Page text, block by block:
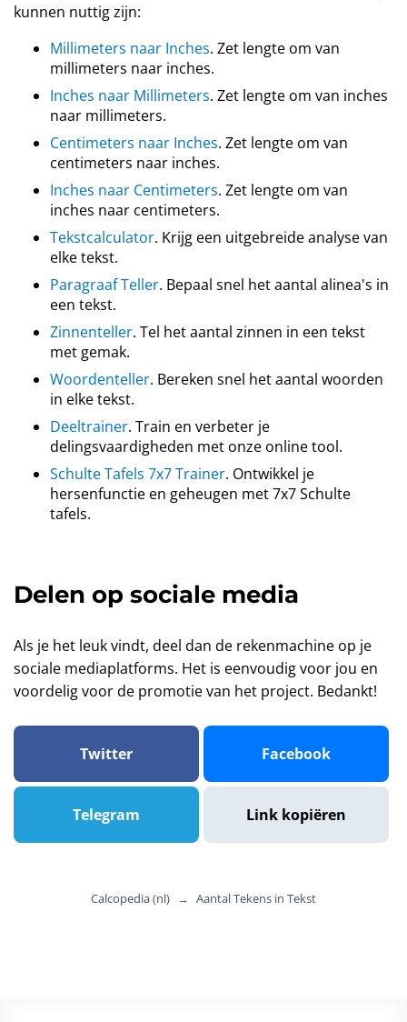
kunnen nuttig zijn:
Millimeters naar Inches. Zet lengte om van
millimeters naar inches.
Inches naar Millimeters. Zet lengte om van inches
naar millimeters.
Centimeters naar Inches. Zet lengte om van
centimeters naar inches.
Inches naar Centimeters. Zet lengte om van
inches naar centimeters.
Tekstcalculator. Krijg een uitgebreide analyse van
elke tekst.
Paragraaf Teller. Bepaal snel het aantal alinea's in
een tekst.
Zinnenteller. Tel het aantal zinnen in een tekst
met gemak.
Woordenteller. Bereken snel het aantal woorden
in elke tekst.
Deeltrainer. Train en verbeter je
delingsvaardigheden met onze online tool.
Schulte Tafels 7x7 Trainer. Ontwikkel je
hersenfunctie en geheugen met 7x7 Schulte
tafels.
Delen op sociale media
Als je het leuk vindt, deel dan de rekenmachine op je
sociale mediaplatforms. Het is eenvoudig voor jou en
voordelig voor de promotie van het project. Bedankt!
Twitter Facebook
Telegram Link kopiëren
Calcopedia (nl) → Aantal Tekens in Tekst